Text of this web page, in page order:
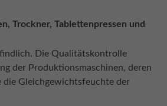
Trockner, Tablettenpressen und
Die Qualitätskontrolle
der Produktionsmaschinen, deren
die Gleichgewichtsfeuchte der